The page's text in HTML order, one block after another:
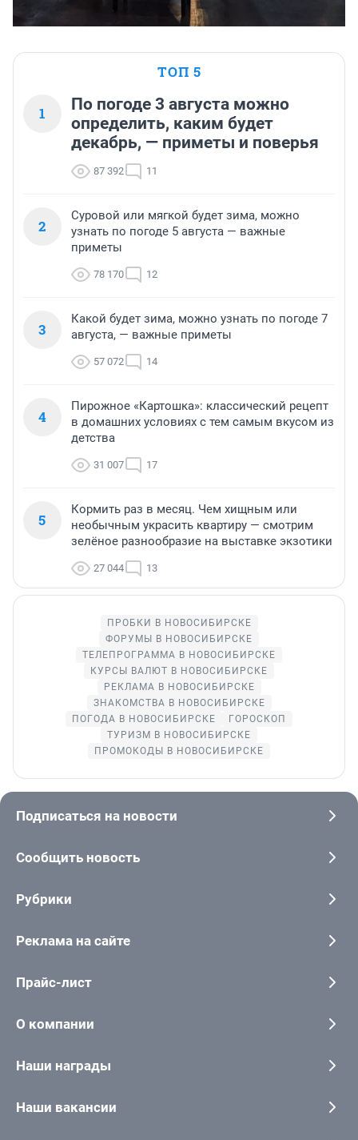
ТОП 5
1
По погоде 3 августа можно
определить, каким будет
декабрь, — приметы и поверья
87 392 11
2
Суровой или мягкой будет зима, можно
узнать по погоде 5 августа — важные
приметы
78 170 12
3
Какой будет зима, можно узнать по погоде 7
августа, — важные приметы
57 072 14
4
Пирожное «Картошка»: классический рецепт
в домашних условиях с тем самым вкусом из
детства
31 007 17
5
Кормить раз в месяц. Чем хищным или
необычным украсить квартиру — смотрим
зелёное разнообразие на выставке экзотики
27 044 13
ПРОБКИ В НОВОСИБИРСКЕ
ФОРУМЫ В НОВОСИБИРСКЕ
ТЕЛЕПРОГРАММА В НОВОСИБИРСКЕ
КУРСЫ ВАЛЮТ В НОВОСИБИРСКЕ
РЕКЛАМА В НОВОСИБИРСКЕ
ЗНАКОМСТВА В НОВОСИБИРСКЕ
ПОГОДА В НОВОСИБИРСКЕ
ГОРОСКОП
ТУРИЗМ В НОВОСИБИРСКЕ
ПРОМОКОДЫ В НОВОСИБИРСКЕ
Подписаться на новости
Сообщить новость
Рубрики
Реклама на сайте
Прайс-лист
О компании
Наши награды
Наши вакансии